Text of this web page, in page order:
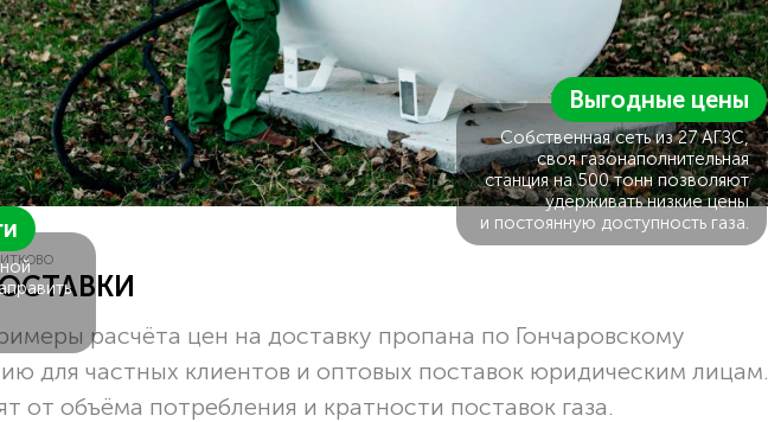
Выгодные цены
Собственная сеть из 27 АГЗС,
своя газонаполнительная
станция на 500 тонн позволяют
удерживать низкие цены
и постоянную доступность газа.
расчёта цен на доставку пропана по Гончаровскому
для частных клиентов и оптовых поставок юридическим лицам.
от объёма потребления и кратности поставок газа.